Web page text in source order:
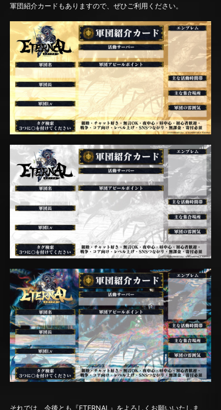
軍団紹介カードもありますので、ぜひご利用ください。
それでは、今後とも『ETERNAL』をよろしくお願いいたしま